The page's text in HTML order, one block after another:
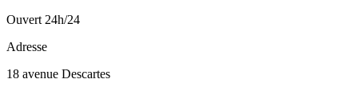
Ouvert 24h/24
Adresse
18 avenue Descartes